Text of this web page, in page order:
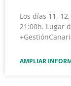
Los días 11,
21:00h. Lugar
AMPLIAR